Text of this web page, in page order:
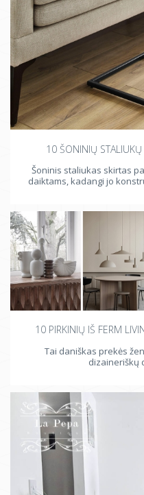
10 ŠONINIŲ
Šoninis staliukas skirtas
daiktams, kadangi jo
10 PIRKINIŲ IŠ FERM
Tai daniškas prekės
dizaineriškų